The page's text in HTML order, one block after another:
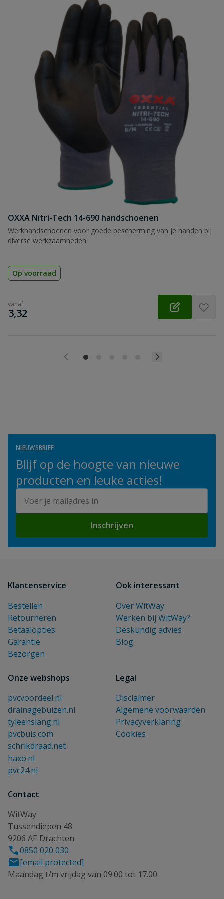
OXXA Nitri-Tech 14-690 handschoenen
Werkhandschoenen voor goede bescherming van je handen bij
diverse werkzaamheden.
Op voorraad
vanaf
€
3,32
NIEUWSBRIEF
Blijf op de hoogte van nieuwe
producten en leuke acties!
Inschrijven
Klantenservice
Bestellen
Retourneren
Betaalopties
Garantie
Bezorgen
Ook interessant
Over WitWay
Werken bij WitWay?
Deskundig advies
Blog
Onze webshops
pvcvoordeel.nl
drainagebuizen.nl
tyleenslang.nl
pvcbuis.com
schrikdraad.net
haxo.nl
pvc24.nl
Legal
Disclaimer
Algemene voorwaarden
Privacyverklaring
Cookies
Contact
WitWay
Tussendiepen 48
9206 AE Drachten
0850 020 030
[email protected]
Maandag t/m vrijdag van 09.00 tot 17.00